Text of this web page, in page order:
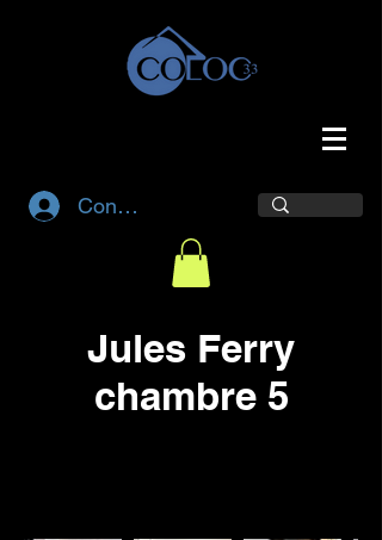
Connexion
Jules Ferry
chambre 5